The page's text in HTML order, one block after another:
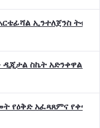
ኢንተለጀንስ
ስኬት አድንቀዋል
የዕቅድ አፈጻጸምና